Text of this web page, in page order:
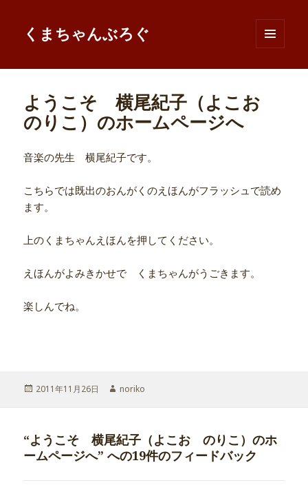
くまちゃんぶろぐ
ーとウ
ようこそ 横尾紀子（よこお
のりこ）のホームページへ
音楽の先生 横尾紀子です。
こちらでは既出のおんがくのえほんがフラッシュで読め
ます。
上のくまちゃんえほんを押してください。
えほんがよみきかせで くまちゃんがうごきます。
楽しんでね。
投
2011年11月26日
作
noriko
“ようこそ 横尾紀子（よこお のりこ）のホ
ームページへ” への19件のフィードバック